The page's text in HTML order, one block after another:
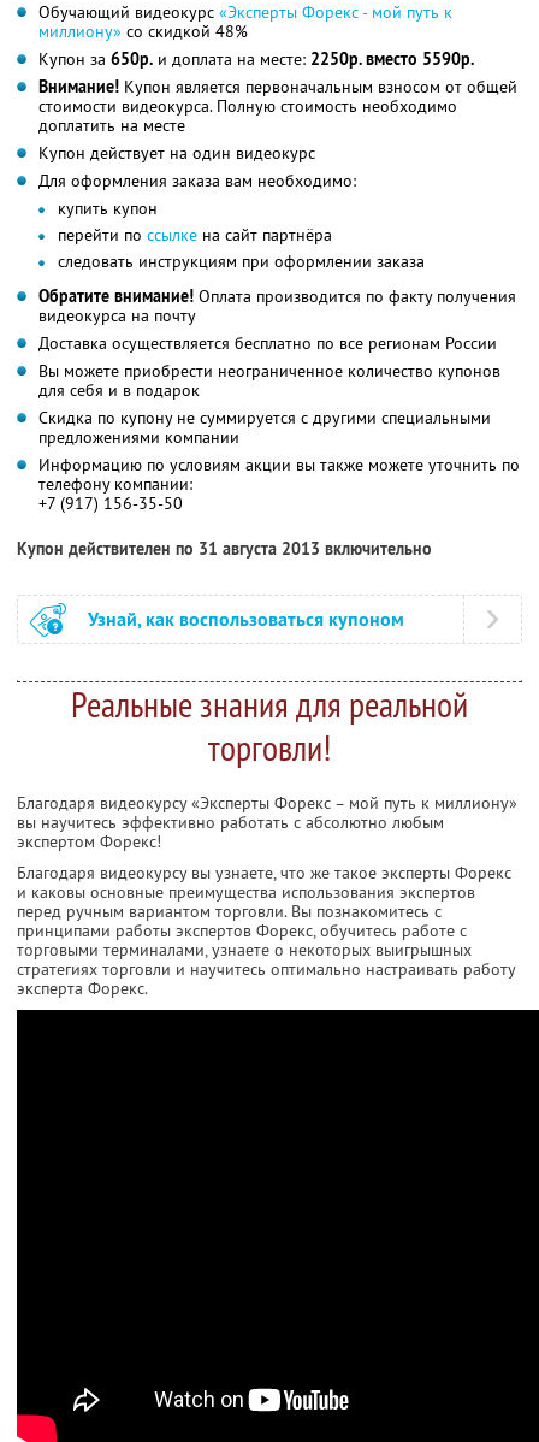
Обучающий видеокурс «Эксперты Форекс - мой путь к
миллиону» со скидкой 48%
Купон за 650р. и доплата на месте: 2250р. вместо 5590р.
Внимание! Купон является первоначальным взносом от общей
стоимости видеокурса. Полную стоимость необходимо
доплатить на месте
Купон действует на один видеокурс
Для оформления заказа вам необходимо:
купить купон
перейти по ссылке на сайт партнёра
следовать инструкциям при оформлении заказа
Обратите внимание! Оплата производится по факту получения
видеокурса на почту
Доставка осуществляется бесплатно по все регионам России
Вы можете приобрести неограниченное количество купонов
для себя и в подарок
Скидка по купону не суммируется с другими специальными
предложениями компании
Информацию по условиям акции вы также можете уточнить по
телефону компании:
+7 (917) 156-35-50
Купон действителен по 31 августа 2013 включительно
Узнай, как воспользоваться купоном
Реальные знания для реальной
торговли!
Благодаря видеокурсу «Эксперты Форекс – мой путь к миллиону»
вы научитесь эффективно работать с абсолютно любым
экспертом Форекс!
Благодаря видеокурсу вы узнаете, что же такое эксперты Форекс
и каковы основные преимущества использования экспертов
перед ручным вариантом торговли. Вы познакомитесь с
принципами работы экспертов Форекс, обучитесь работе с
торговыми терминалами, узнаете о некоторых выигрышных
стратегиях торговли и научитесь оптимально настраивать работу
эксперта Форекс.